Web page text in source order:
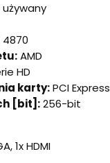
używany
4870
AMD
HD
karty:PCI Express
[bit]:256-bit
1x HDMI